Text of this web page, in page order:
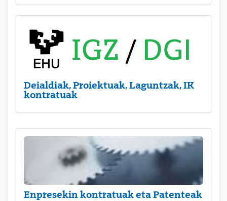
Deialdiak, Proiektuak, Laguntzak, IK
kontratuak
Enpresekin kontratuak eta Patenteak